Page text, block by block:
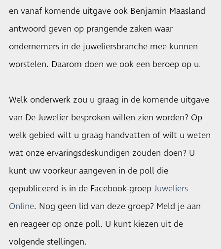
en vanaf komende uitgave ook Benjamin Maasland
antwoord geven op prangende zaken waar
ondernemers in de juweliersbranche mee kunnen
worstelen. Daarom doen we ook een beroep op u.
Welk onderwerk zou u graag in de komende uitgave
van De Juwelier besproken willen zien worden? Op
welk gebied wilt u graag handvatten of wilt u weten
wat onze ervaringsdeskundigen zouden doen? U
kunt uw voorkeur aangeven in de poll die
gepubliceerd is in de Facebook-groep Juweliers
Online. Nog geen lid van deze groep? Meld je aan
en reageer op onze poll. U kunt kiezen uit de
volgende stellingen.